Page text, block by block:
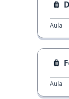
Aula
Aula